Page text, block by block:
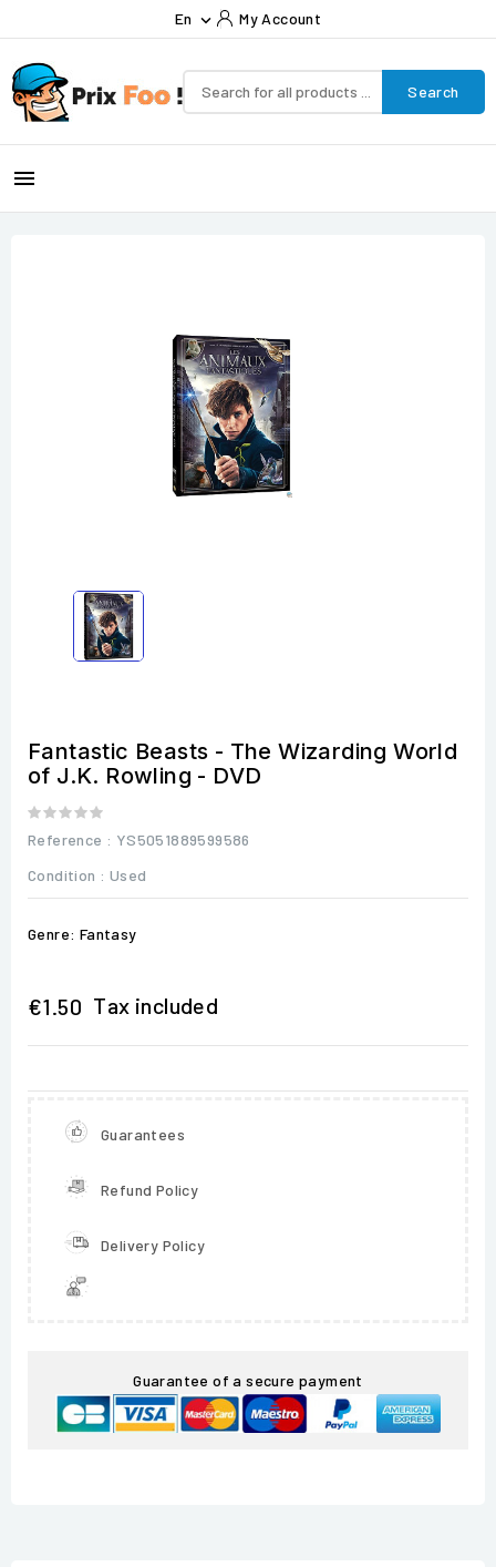
En  My Account
Search

Fantastic Beasts - The Wizarding World
of J.K. Rowling - DVD
Reference : YS5051889599586
Condition : Used
Genre: Fantasy
€1.50 Tax included
Guarantees
Refund Policy
Delivery Policy
Guarantee of a secure payment